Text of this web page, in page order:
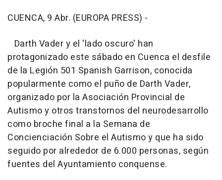
CUENCA, 9 Abr. (EUROPA PRESS) -
Darth Vader y el 'lado oscuro' han
protagonizado este sábado en Cuenca el desfile
de la Legión 501 Spanish Garrison, conocida
popularmente como el puño de Darth Vader,
organizado por la Asociación Provincial de
Autismo y otros transtornos del neurodesarrollo
como broche final a la Semana de
Concienciación Sobre el Autismo y que ha sido
seguido por alrededor de 6.000 personas, según
fuentes del Ayuntamiento conquense.